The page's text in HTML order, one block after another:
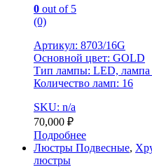
0 out of 5
(0)
Артикул: 8703/16G
Основной цвет: GOLD
Тип лампы: LED, лампа
Количество ламп: 16
SKU: n/a
70,000 ₽
Подробнее
Люстры Подвесные,
люстры